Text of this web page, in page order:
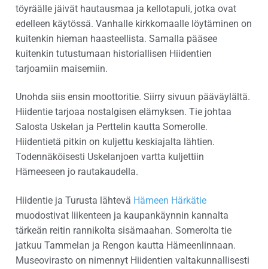
töyräälle jäivät hautausmaa ja kellotapuli, jotka ovat
edelleen käytössä. Vanhalle kirkkomaalle löytäminen on
kuitenkin hieman haasteellista. Samalla pääsee
kuitenkin tutustumaan historiallisen Hiidentien
tarjoamiin maisemiin.
Unohda siis ensin moottoritie. Siirry sivuun pääväylältä.
Hiidentie tarjoaa nostalgisen elämyksen. Tie johtaa
Salosta Uskelan ja Perttelin kautta Somerolle.
Hiidentietä pitkin on kuljettu keskiajalta lähtien.
Todennäköisesti Uskelanjoen vartta kuljettiin
Hämeeseen jo rautakaudella.
Hiidentie ja Turusta lähtevä Hämeen Härkätie
muodostivat liikenteen ja kaupankäynnin kannalta
tärkeän reitin rannikolta sisämaahan. Somerolta tie
jatkuu Tammelan ja Rengon kautta Hämeenlinnaan.
Museovirasto on nimennyt Hiidentien valtakunnallisesti